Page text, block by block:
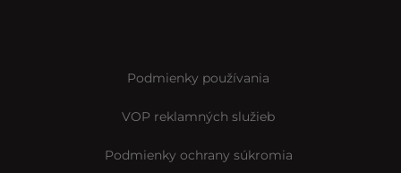
Podmienky používania
VOP reklamných služieb
Podmienky ochrany súkromia